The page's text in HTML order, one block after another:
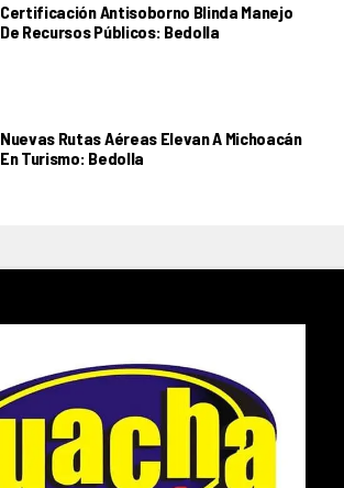
Certificación Antisoborno Blinda Manejo
De Recursos Públicos: Bedolla
Nuevas Rutas Aéreas Elevan A Michoacán
En Turismo: Bedolla